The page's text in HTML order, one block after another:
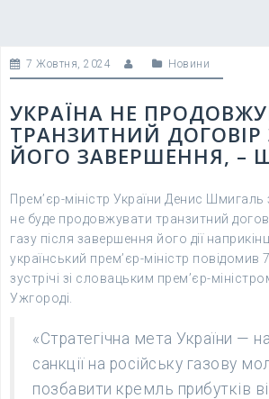
7 Жовтня, 2024 Новини
УКРАЇНА НЕ
ТРАНЗИТНИЙ ДОГОВІР
ЙОГО ЗАВЕРШЕННЯ, –
Прем’єр-міністр України Денис
не буде продовжувати транзитний
газу після завершення його дії
український прем’єр-міністр повідомив
зустрічі зі словацьким прем’єр-
Ужгороді.
«Стратегічна мета України —
санкції на російську газову
позбавити кремль прибутків